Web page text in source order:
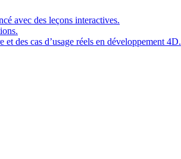
avec des leçons interactives.
des cas d’usage réels en développement 4D.